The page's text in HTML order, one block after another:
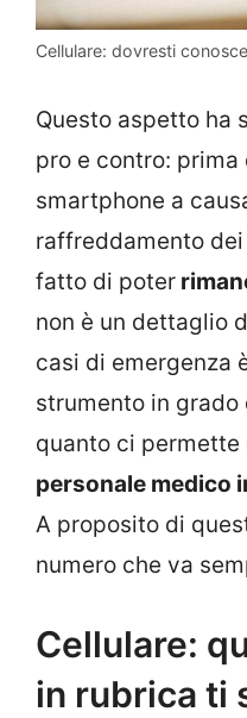
Cellulare: dovresti
Questo aspetto ha
pro e contro: prima
smartphone a
raffreddamento
fatto di poter
non è un dettaglio
casi di emergenza
strumento in
quanto ci permette
personale medico
A proposito di
numero che va
Cellulare:
in rubrica ti